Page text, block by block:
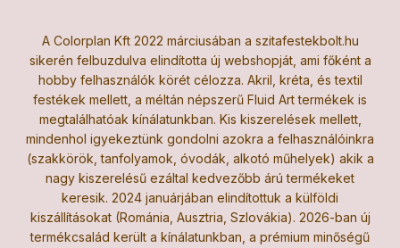
A Colorplan Kft 2022 márciusában a szitafestekbolt.hu
sikerén felbuzdulva elindította új webshopját, ami főként a
hobby felhasználók körét célozza. Akril, kréta, és textil
festékek mellett, a méltán népszerű Fluid Art termékek is
megtalálhatóak kínálatunkban. Kis kiszerelések mellett,
mindenhol igyekeztünk gondolni azokra a felhasználóinkra
(szakkörök, tanfolyamok, óvodák, alkotó műhelyek) akik a
nagy kiszerelésű ezáltal kedvezőbb árú termékeket
keresik. 2024 januárjában elindítottuk a külföldi
kiszállításokat (Románia, Ausztria, Szlovákia). 2026-ban új
termékcsalád került a kínálatunkban, a prémium minőségű